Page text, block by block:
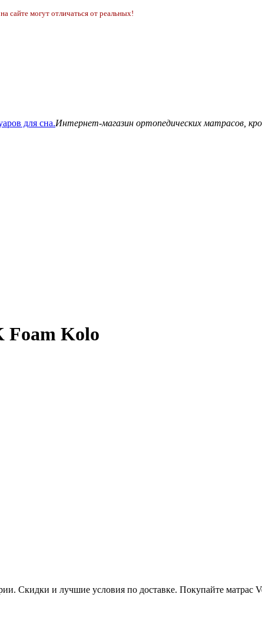
сайте могут отличаться от реальных!
Интернет-магазин ортопедических матрасов,
Foam Kolo
Скидки и лучшие условия по доставке. Покупайте матрас